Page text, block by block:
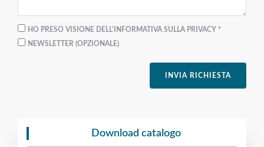
HO PRESO VISIONE DELL'INFORMATIVA SULLA PRIVACY *
NEWSLETTER (OPZIONALE)
INVIA RICHIESTA
Download catalogo